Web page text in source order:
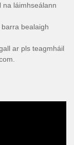
láimhseálann
bealaigh
ar pls teagmháil